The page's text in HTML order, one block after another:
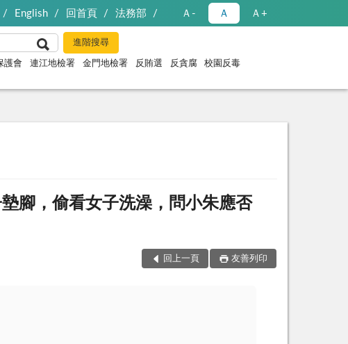
English 回首頁 法務部 Ａ- Ａ Ａ+
護會 連江地檢署 金門地檢署 反賄選 反貪腐
校園反毒
腳，偷看女子洗澡，問小朱應否
回上一頁 友善列印